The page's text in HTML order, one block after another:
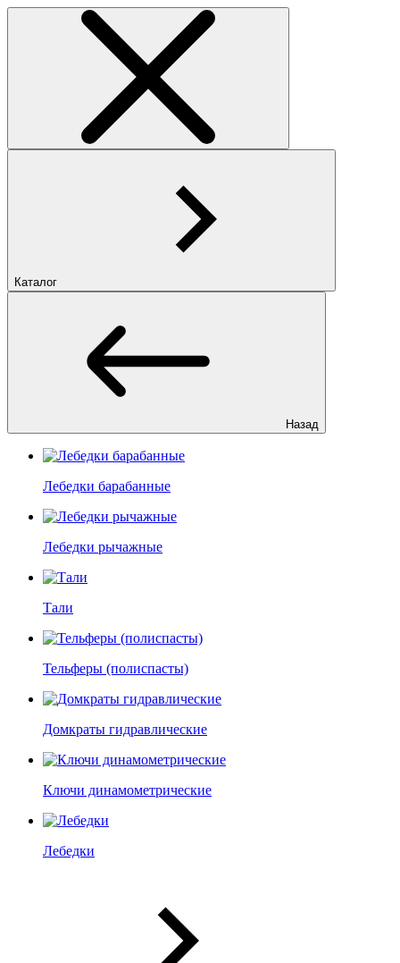
Каталог
Назад
Лебедки барабанные
Лебедки рычажные
Тали
Тельферы (полиспасты)
Домкраты гидравлические
Ключи динамометрические
Лебедки